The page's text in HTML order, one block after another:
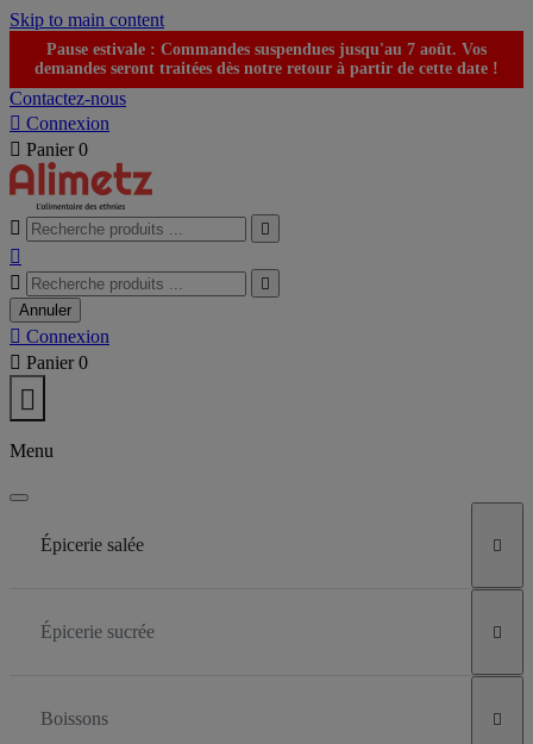
Skip to main content
Pause estivale : Commandes suspendues jusqu'au 7 août. Vos
demandes seront traitées dès notre retour à partir de cette date !
Contactez-nous
 Connexion
 Panier 0
 



Annuler
 Connexion
 Panier 0

Menu
Épicerie salée 
Épicerie sucrée 
Boissons 